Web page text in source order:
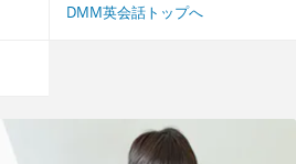
DMM英会話トップへ